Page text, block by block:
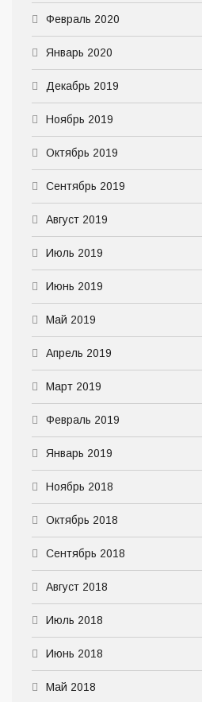
Февраль 2020
Январь 2020
Декабрь 2019
Ноябрь 2019
Октябрь 2019
Сентябрь 2019
Август 2019
Июль 2019
Июнь 2019
Май 2019
Апрель 2019
Март 2019
Февраль 2019
Январь 2019
Ноябрь 2018
Октябрь 2018
Сентябрь 2018
Август 2018
Июль 2018
Июнь 2018
Май 2018